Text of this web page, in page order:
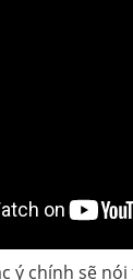
ý chính sẽ